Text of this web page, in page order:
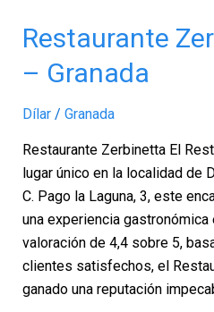
Restaurante
– Granada
Dílar/ Granada
Restaurante Zerbinetta El
lugar único en la localidad de
C. Pago la Laguna, 3, este
una experiencia gastronómica
valoración de 4,4 sobre 5,
clientes satisfechos, el
ganado una reputación
Restaurante
Zerbinetta,
Dílar
Granada